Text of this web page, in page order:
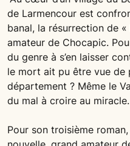
de Larmencour est
banal, la résurrection de
amateur de Chocapic.
du genre à s’en laisser
le mort ait pu être vue de
département ? Même le
du mal à croire au miracle.
Pour son troisième roman,